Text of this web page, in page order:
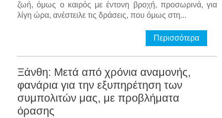
ζωή, όμως ο καιρός με έντονη βροχή, προσωρινά, για
λίγη ώρα, ανέστειλε τις δράσεις, που όμως στη...
Περισσότερα
Ξάνθη: Μετά από χρόνια αναμονής,
φανάρια για την εξυπηρέτηση των
συμπολιτών μας, με προβλήματα
όρασης